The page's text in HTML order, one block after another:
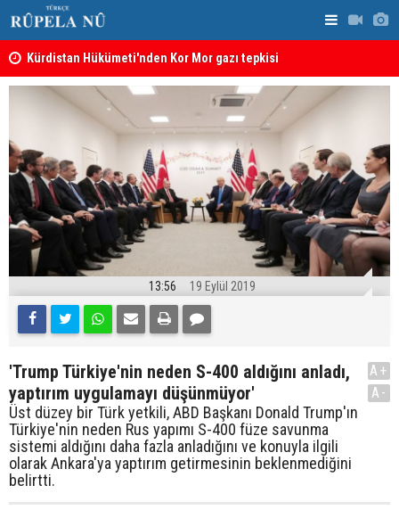
Kürdistan Hükümeti'nden Kor Mor gazı tepkisi
13:56 19 Eylül 2019
'Trump Türkiye'nin neden S-400 aldığını anladı,
yaptırım uygulamayı düşünmüyor'
Üst düzey bir Türk yetkili, ABD Başkanı Donald Trump'ın
Türkiye'nin neden Rus yapımı S-400 füze savunma
sistemi aldığını daha fazla anladığını ve konuyla ilgili
olarak Ankara'ya yaptırım getirmesinin beklenmediğini
belirtti.
A+
A-